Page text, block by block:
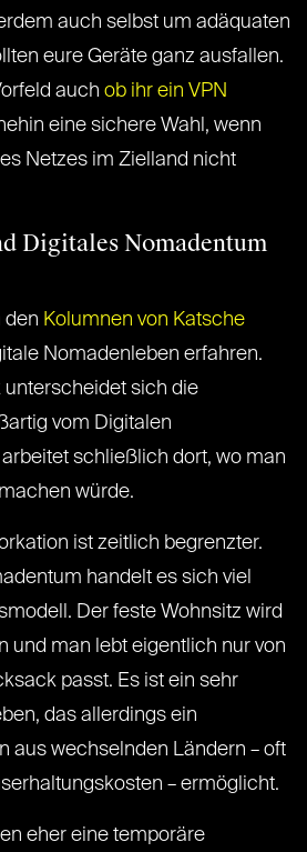
auch selbst um adäquaten
eure Geräte ganz ausfallen.
auch ob ihr ein VPN
eine sichere Wahl, wenn
Netzes im Zielland nicht
Digitales Nomadentum
den Kolumnen von Katsche
Nomadenleben erfahren.
unterscheidet sich die
vom Digitalen
schließlich dort, wo man
würde.
ist zeitlich begrenzter.
handelt es sich viel
Der feste Wohnsitz wird
und man lebt eigentlich nur von
passt. Es ist ein sehr
das allerdings ein
aus wechselnden Ländern – oft
– ermöglicht.
eher eine temporäre